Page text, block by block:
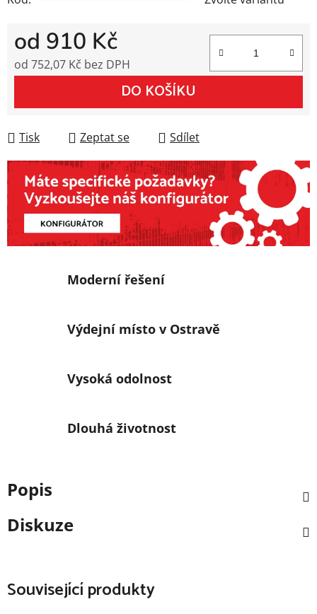
od 910 Kč
od 752,07 Kč bez DPH
DO KOŠÍKU
Tisk Zeptat se Sdílet
Moderní řešení
Výdejní místo v Ostravě
Vysoká odolnost
Dlouhá životnost
Popis
Diskuze
Související produkty